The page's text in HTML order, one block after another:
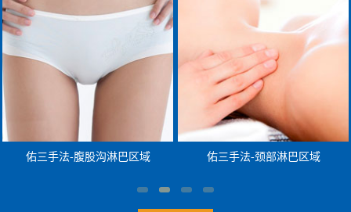
淋巴区域 佑三手法-颈部淋巴区域